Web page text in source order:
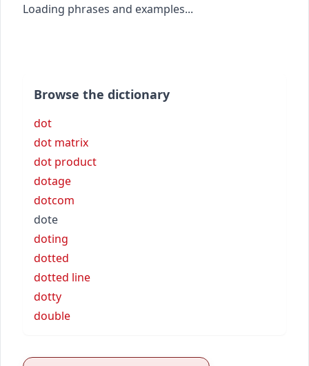
Loading phrases and examples...
Browse the dictionary
dot
dot matrix
dot product
dotage
dotcom
dote
doting
dotted
dotted line
dotty
double